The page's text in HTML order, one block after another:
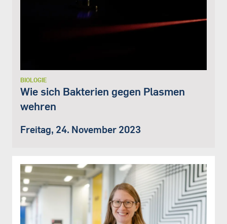
BIOLOGIE
Wie sich Bakterien gegen Plasmen
wehren
Freitag, 24. November 2023